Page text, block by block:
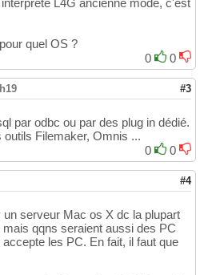
L4G ancienne mode, c'est
quel OS ?
0
0
#3
par odbc ou par des plug in dédié.
outils Filemaker, Omnis ...
0
0
#4
serveur Mac os X dc la plupart
qqns seraient aussi des PC
les PC. En fait, il faut que